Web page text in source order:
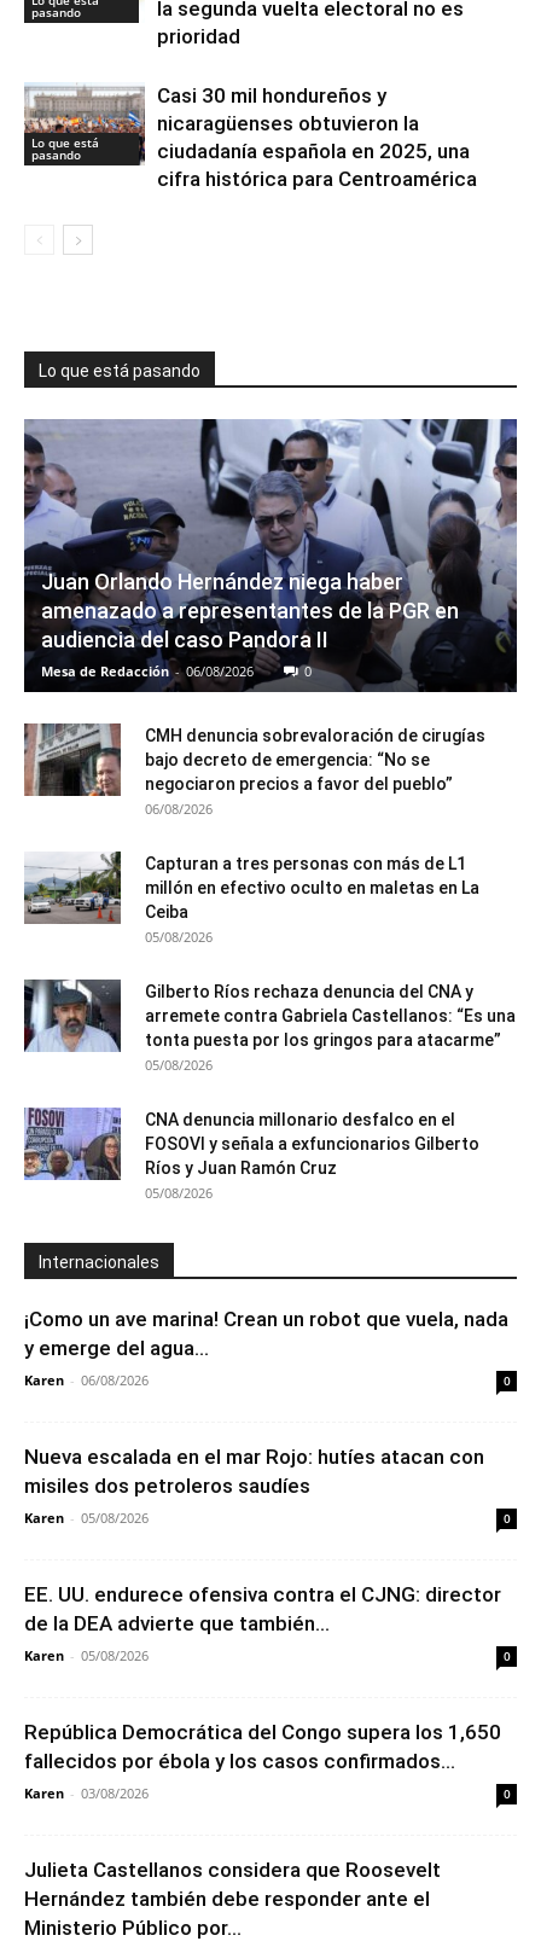
pasando
la segunda vuelta electoral no es
prioridad
Lo que está
pasando
Casi 30 mil hondureños y
nicaragüenses obtuvieron la
ciudadanía española en 2025, una
cifra histórica para Centroamérica
Lo que está pasando
Juan Orlando Hernández niega haber
amenazado a representantes de la PGR en
audiencia del caso Pandora II
Mesa de Redacción - 06/08/2026 0
CMH denuncia sobrevaloración de cirugías
bajo decreto de emergencia: “No se
negociaron precios a favor del pueblo”
06/08/2026
Capturan a tres personas con más de L1
millón en efectivo oculto en maletas en La
Ceiba
05/08/2026
Gilberto Ríos rechaza denuncia del CNA y
arremete contra Gabriela Castellanos: “Es una
tonta puesta por los gringos para atacarme”
05/08/2026
CNA denuncia millonario desfalco en el
FOSOVI y señala a exfuncionarios Gilberto
Ríos y Juan Ramón Cruz
05/08/2026
Internacionales
¡Como un ave marina! Crean un robot que vuela, nada
y emerge del agua...
Karen - 06/08/2026 0
Nueva escalada en el mar Rojo: hutíes atacan con
misiles dos petroleros saudíes
Karen - 05/08/2026 0
EE. UU. endurece ofensiva contra el CJNG: director
de la DEA advierte que también...
Karen - 05/08/2026 0
República Democrática del Congo supera los 1,650
fallecidos por ébola y los casos confirmados...
Karen - 03/08/2026 0
Julieta Castellanos considera que Roosevelt
Hernández también debe responder ante el
Ministerio Público por...